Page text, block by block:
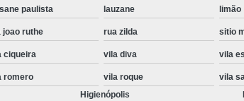
Instalação
Lava e Seca
Manutenção de Fogão
Manutenção
paulista lauzane limão
joao ruthe rua zilda sitio
ciqueira vila diva vila
romero vila roque vila
Higienópolis